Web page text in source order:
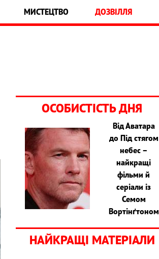
МИСТЕЦТВО ДОЗВІЛЛЯ
ОСОБИСТІСТЬ ДНЯ
Від Аватара
до Під стягом
небес –
найкращі
фільми й
серіали із
Семом
Вортінґтоном
НАЙКРАЩІ МАТЕРІАЛИ